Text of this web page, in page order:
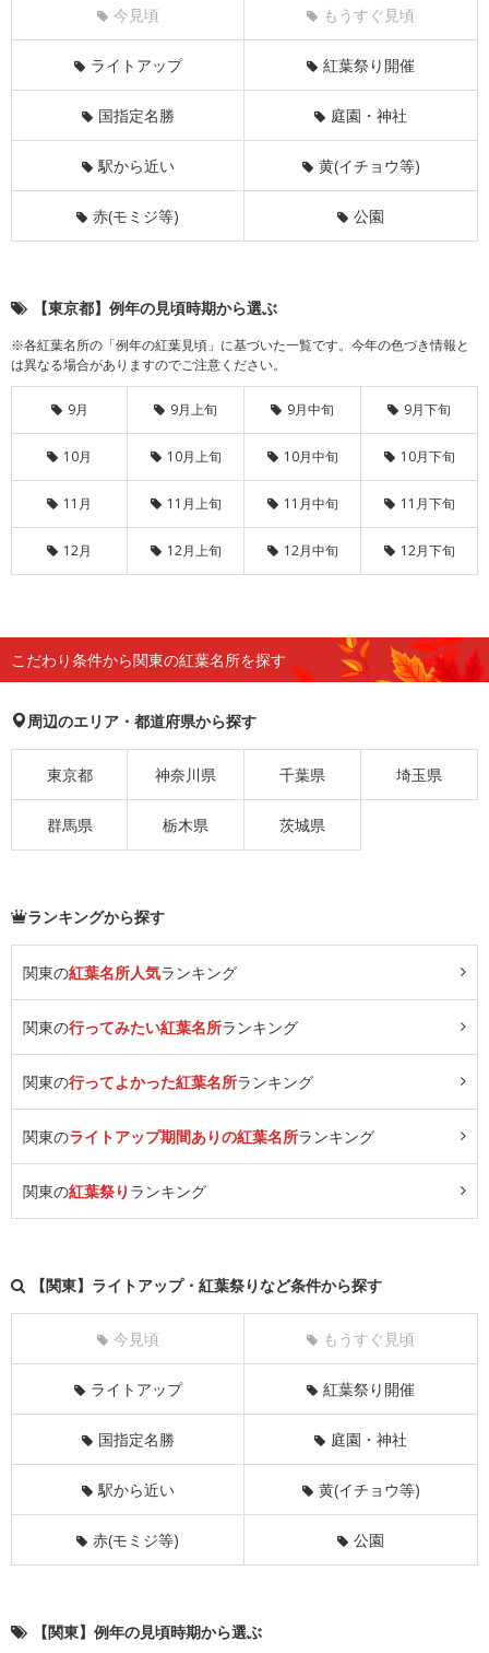
今見頃 もうすぐ見頃
ライトアップ 紅葉祭り開催
国指定名勝 庭園・神社
駅から近い 黄(イチョウ等)
赤(モミジ等) 公園
【東京都】例年の見頃時期から選ぶ
※各紅葉名所の「例年の紅葉見頃」に基づいた一覧です。今年の色づき情報と
は異なる場合がありますのでご注意ください。
9月 9月上旬 9月中旬 9月下旬
10月 10月上旬 10月中旬 10月下旬
11月 11月上旬 11月中旬 11月下旬
12月 12月上旬 12月中旬 12月下旬
こだわり条件から関東の紅葉名所を探す
周辺のエリア・都道府県から探す
東京都 神奈川県 千葉県 埼玉県
群馬県 栃木県 茨城県
ランキングから探す
関東の紅葉名所人気ランキング
関東の行ってみたい紅葉名所ランキング
関東の行ってよかった紅葉名所ランキング
関東のライトアップ期間ありの紅葉名所ランキング
関東の紅葉祭り ランキング
【関東】ライトアップ・紅葉祭りなど条件から探す
今見頃 もうすぐ見頃
ライトアップ 紅葉祭り開催
国指定名勝 庭園・神社
駅から近い 黄(イチョウ等)
赤(モミジ等) 公園
【関東】例年の見頃時期から選ぶ